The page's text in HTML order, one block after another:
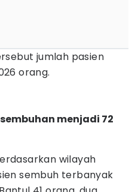
jumlah pasien
orang.
menjadi 72
wilayah
sembuh terbanyak